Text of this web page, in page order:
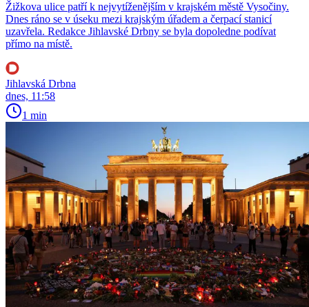
Žižkova ulice patří k nejvytíženějším v krajském městě Vysočiny.
Dnes ráno se v úseku mezi krajským úřadem a čerpací stanicí
uzavřela. Redakce Jihlavské Drbny se byla dopoledne podívat
přímo na místě.
Jihlavská Drbna
dnes, 11:58
1 min